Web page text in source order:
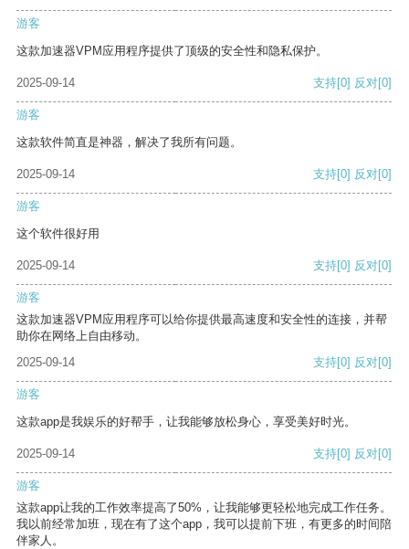
游客
这款加速器VPM应用程序提供了顶级的安全性和隐私保护。
2025-09-14 支持[0] 反对[0]
游客
这款软件简直是神器，解决了我所有问题。
2025-09-14 支持[0] 反对[0]
游客
这个软件很好用
2025-09-14 支持[0] 反对[0]
游客
这款加速器VPM应用程序可以给你提供最高速度和安全性的连接，并帮
助你在网络上自由移动。
2025-09-14
支持[0] 反对[0]
游客
这款app是我娱乐的好帮手，让我能够放松身心，享受美好时光。
2025-09-14 支持[0] 反对[0]
游客
这款app让我的工作效率提高了50%，让我能够更轻松地完成工作任务。
我以前经常加班，现在有了这个app，我可以提前下班，有更多的时间陪
伴家人。